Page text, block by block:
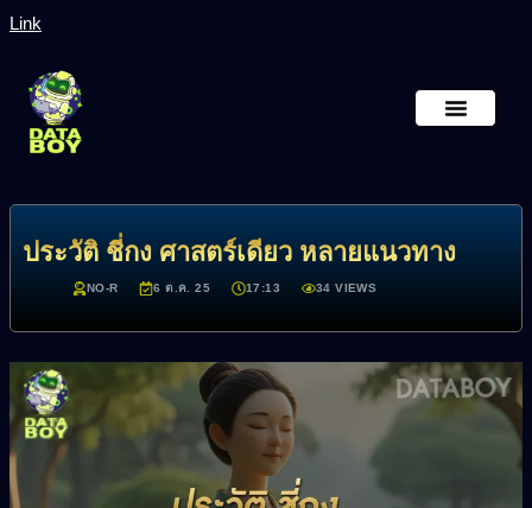
Link
ประวัติ ชี่กง ศาสตร์เดียว หลายแนวทาง
NO-R 6 ต.ค. 25 17:13 34 VIEWS